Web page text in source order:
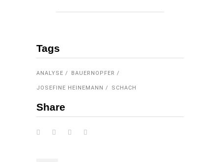
Tags
ANALYSE BAUERNOPFER
JOSEFINE HEINEMANN SCHACH
Share